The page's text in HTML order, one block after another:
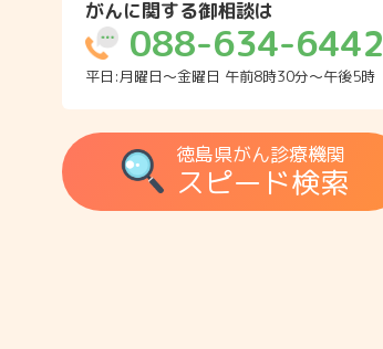
がんに関する御相談は
088-634-6442
平日:月曜日～金曜日 午前8時30分～午後5時
徳島県がん診療機関
スピード検索